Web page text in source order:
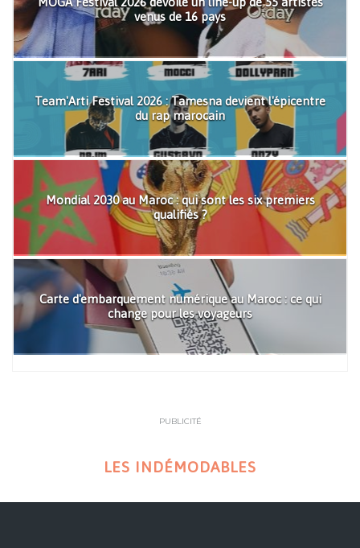
venus de 16 pays
Team'Arti Festival 2026 : Tamesna devient l'épicentre
du rap marocain
Mondial 2030 au Maroc : qui sont les six premiers
qualifiés ?
Carte d'embarquement numérique au Maroc : ce qui
change pour les voyageurs
PUBLICITÉ
LES INDÉMODABLES